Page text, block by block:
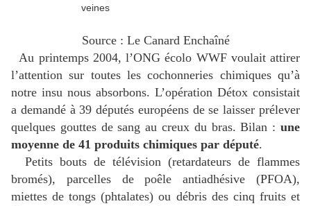
Source : Le Canard Enchaîné
Au printemps 2004, l’ONG écolo WWF voulait attirer
l’attention sur toutes les cochonneries chimiques qu’à
notre insu nous absorbons. L’opération Détox consistait
a demandé à 39 députés européens de se laisser prélever
quelques gouttes de sang au creux du bras. Bilan : une
moyenne de 41 produits chimiques par député.
Petits bouts de télévision (retardateurs de flammes
bromés), parcelles de poêle antiadhésive (PFOA),
miettes de tongs (phtalates) ou débris des cinq fruits et